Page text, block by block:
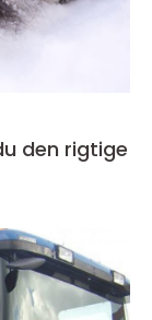
den rigtige